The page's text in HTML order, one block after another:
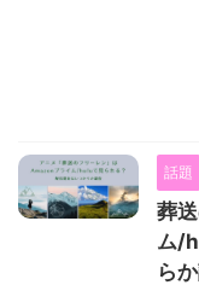
話題
葬
ム/
ら